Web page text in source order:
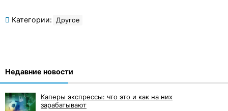
Категории: Другое
Недавние новости
Каперы экспрессы: что это и как на них
зарабатывают